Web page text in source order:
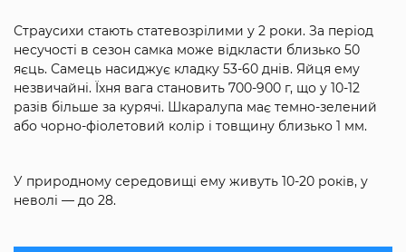
Страусихи стають статевозрілими у 2 роки. За період
несучості в сезон самка може відкласти близько 50
яєць. Самець насиджує кладку 53-60 днів. Яйця ему
незвичайні. Їхня вага становить 700-900 г, що у 10-12
разів більше за курячі. Шкаралупа має темно-зелений
або чорно-фіолетовий колір і товщину близько 1 мм.
У природному середовищі ему живуть 10-20 років, у
неволі — до 28.